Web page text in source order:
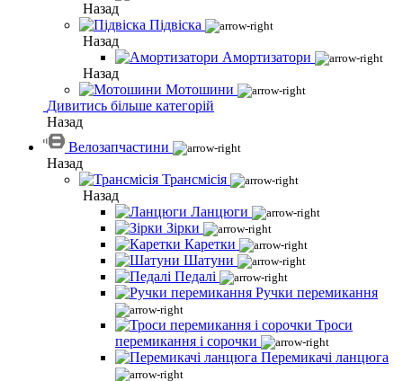
Назад
Підвіска
Назад
Амортизатори
Назад
Мотошини
Дивитись більше категорій
Назад
Велозапчастини
Назад
Трансмісія
Назад
Ланцюги
Зірки
Каретки
Шатуни
Педалі
Ручки перемикання
Троси
перемикання і сорочки
Перемикачі ланцюга